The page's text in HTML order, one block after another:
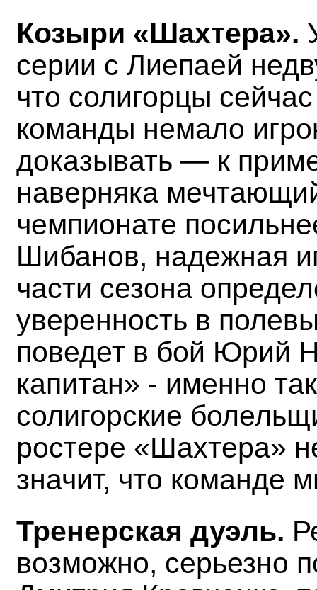
Козыри «Шахтера».
серии с Лиепаей
что солигорцы
команды немало
доказывать — к
наверняка
чемпионате
Шибанов, надежная
части сезона
уверенность в
поведет в бой Юрий
капитан» - именно
солигорские
ростере «Шахтера»
значит, что команде
Тренерская дуэль.
возможно, серьезно